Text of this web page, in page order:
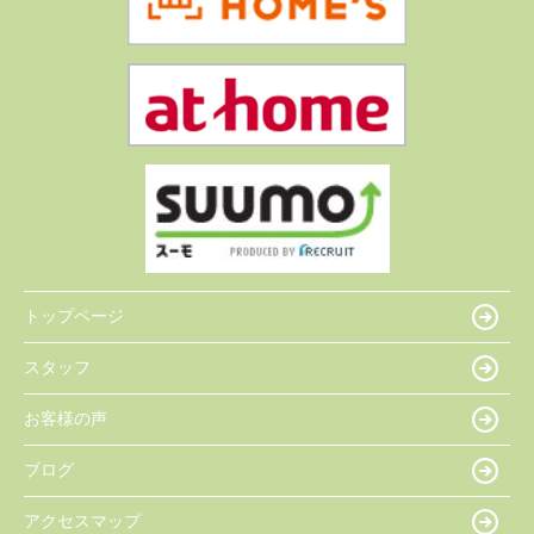
トップページ
スタッフ
お客様の声
ブログ
アクセスマップ